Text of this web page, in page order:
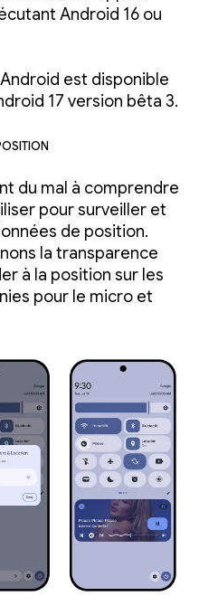
Android 16 ou
est disponible
17 version bêta 3.
du mal à comprendre
pour surveiller et
de position.
la transparence
à la position sur les
pour le micro et